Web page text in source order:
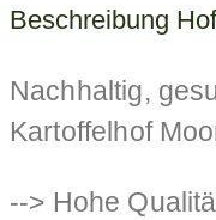
Beschreibung
Nachhaltig,
Kartoffelhof
--> Hohe